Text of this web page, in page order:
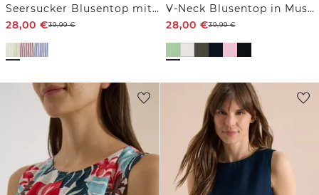
Seersucker Blusentop mit Streifen
28,00 €39,99€
V-Neck Blusentop in Musselin-Qualität
28,00 €39,99€